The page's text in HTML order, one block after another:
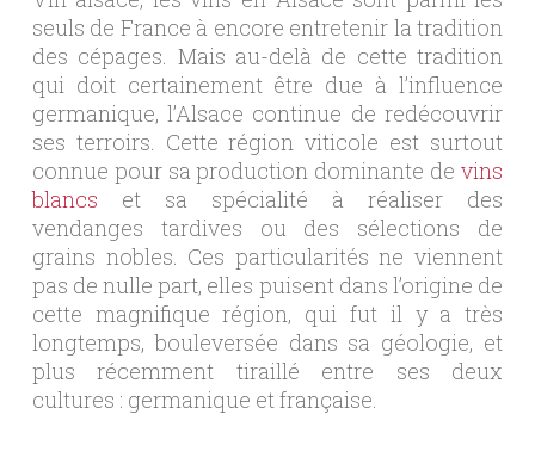
seuls de France à encore entretenir la tradition
des cépages. Mais au-delà de cette tradition
qui doit certainement être due à l’influence
germanique, l’Alsace continue de redécouvrir
ses terroirs. Cette région viticole est surtout
connue pour sa production dominante de vins
blancs et sa spécialité à réaliser des
vendanges tardives ou des sélections de
grains nobles. Ces particularités ne viennent
pas de nulle part, elles puisent dans l’origine de
cette magnifique région, qui fut il y a très
longtemps, bouleversée dans sa géologie, et
plus récemment tiraillé entre ses deux
cultures : germanique et française.